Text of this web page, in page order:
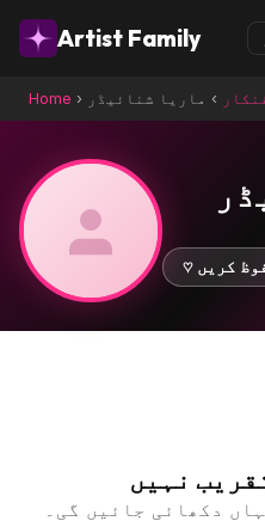
Artist Family
Home › فنکار › ماریا شنائیڈر
کریں
نہیں
دکھائی جائیں گی۔